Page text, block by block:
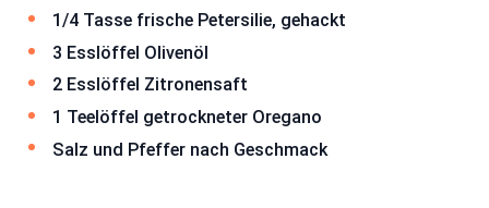
1/4 Tasse frische Petersilie, gehackt
3 Esslöffel Olivenöl
2 Esslöffel Zitronensaft
1 Teelöffel getrockneter Oregano
Salz und Pfeffer nach Geschmack